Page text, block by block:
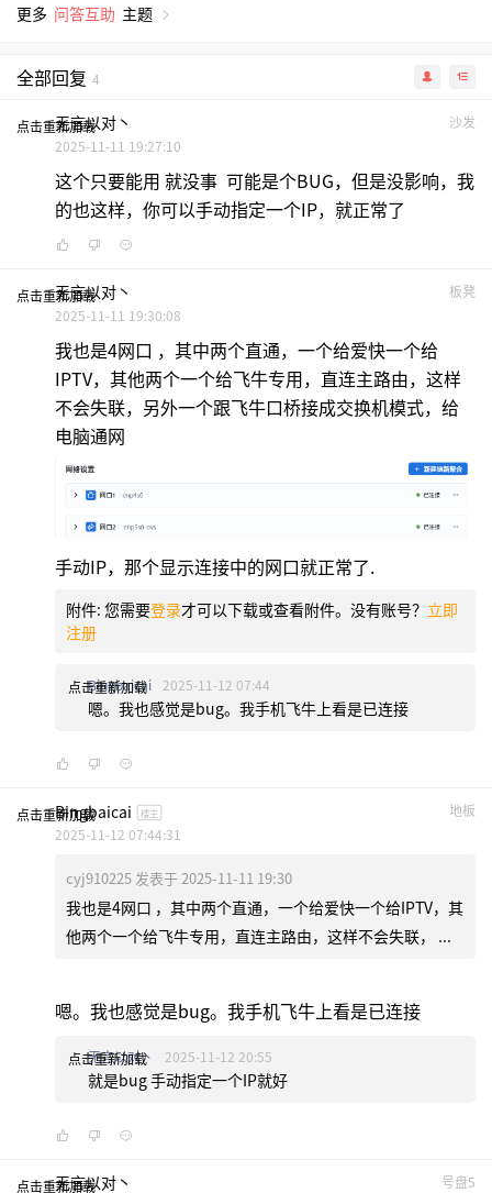
更多 问答互助 主题
全部回复 4
点击重新加载 沙发
无言以对丶
2025-11-11 19:27:10
这个只要能用 就没事 可能是个BUG，但是没影响，我
的也这样，你可以手动指定一个IP，就正常了
点击重新加载 板凳
无言以对丶
2025-11-11 19:30:08
我也是4网口 ，其中两个直通，一个给爱快一个给
IPTV，其他两个一个给飞牛专用，直连主路由，这样
不会失联，另外一个跟飞牛口桥接成交换机模式，给
电脑通网
手动IP，那个显示连接中的网口就正常了.
附件: 您需要登录才可以下载或查看附件。没有账号？ 立即
注册
点击重新加载
Bingbaicai 2025-11-12 07:44
嗯。我也感觉是bug。我手机飞牛上看是已连接
点击重新加载 地板
Bingbaicai 楼主
2025-11-12 07:44:31
cyj910225 发表于 2025-11-11 19:30
我也是4网口 ，其中两个直通，一个给爱快一个给IPTV，其
他两个一个给飞牛专用，直连主路由，这样不会失联， ...
嗯。我也感觉是bug。我手机飞牛上看是已连接
点击重新加载
无言以对丶 2025-11-12 20:55
就是bug 手动指定一个IP就好
点击重新加载 号盘5
无言以对丶